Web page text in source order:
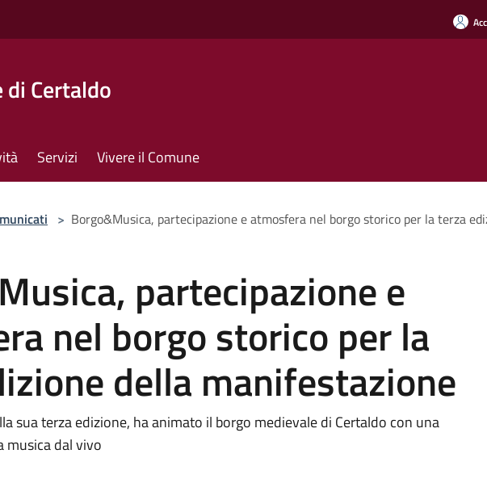
di Certaldo
Servizi Vivere il Comune
> Borgo&Musica, partecipazione e atmosfera nel borgo storico per la terza
partecipazione e
nel borgo storico per la
della manifestazione
sua terza edizione, ha animato il borgo medievale di Certaldo con una
musica dal vivo